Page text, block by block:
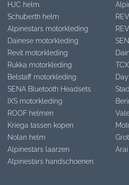
HJC helm
Schuberth helm
Alpinestars motorkleding
Dainese motorkleding
Revit motorkleding
Rukka motorkleding
Belstaff motorkleding
SENA Bluetooth Headsets
IXS motorkleding
ROOF helmen
Kriega tassen kopen
Nolan helm
Alpinestars laarzen
Alpinestars handschoenen